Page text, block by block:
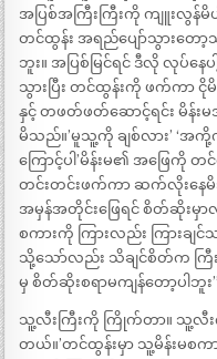
အပြစ်အကြီးကြီးကို ကျူးလွန်မိ
တင်ထွန်း အရည်ပျော်သွားတေ
ဘူး။ အပြစ်မြင်ရင် ဒီလို လုပ်နေ
သွားပြီး တင်ထွန်းကို ဖက်ကာ
နှင့် တဖတ်ဖတ်ဆောင့်ရင်း မိန်
မိသည်။’မူသူ့ကို ချစ်လား’ ‘အကို့
ကြောင့်ပါ’မိန်းမ၏ အဖြေကို
တင်းတင်းဖက်ကာ ဆက်လိုးနေ
အမှန်အတိုင်းဖြေရင် စိတ်ဆိုးမှာ
စကားကို ကြားလည်း ကြားခ
သို့သော်လည်း သိချင်စိတ်က ကြီး
မှ စိတ်ဆိုးစရာမကျန်တော့ပ
သူ့လီးကြီးကို ကြိုက်တာ။ သူ့လီး
တယ်။’တင်ထွန်းမှာ သူ့မိန်းမစက